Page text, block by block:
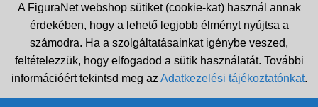
A FiguraNet webshop sütiket (cookie-kat) használ annak
érdekében, hogy a lehető legjobb élményt nyújtsa a
számodra. Ha a szolgáltatásainkat igénybe veszed,
feltételezzük, hogy elfogadod a sütik használatát. További
információért tekintsd meg az Adatkezelési tájékoztatónkat.